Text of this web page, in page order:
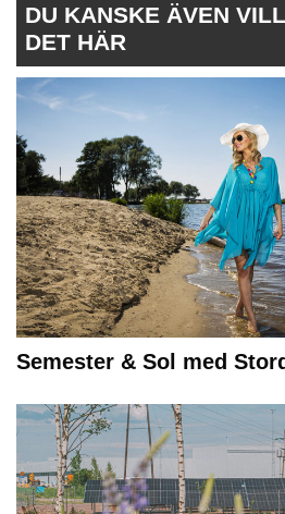
DU KANSKE ÄVEN
DET HÄR
Semester & Sol med